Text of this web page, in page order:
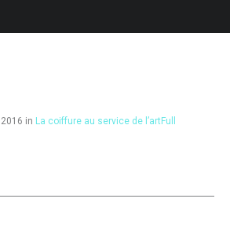
in La coiffure au service de l’art Full